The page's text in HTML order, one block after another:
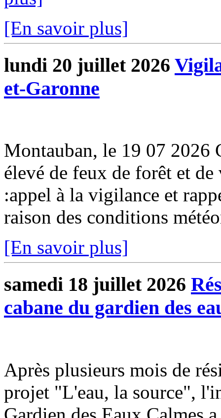
[En savoir plus]
lundi 20 juillet 2026
et-Garonne
Montauban, le 19 07 2026
élevé de feux de forêt et
:appel à la vigilance et
raison des conditions
[En savoir plus]
samedi 18 juillet 2026
cabane du gardien des
Après plusieurs mois de
projet "L'eau, la source",